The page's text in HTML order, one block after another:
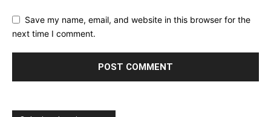
Save my name, email, and website in this browser for the
next time I comment.